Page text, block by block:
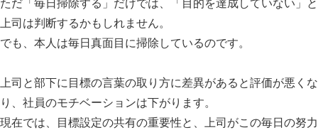
ただ「毎日掃除する」だけでは、「目的を達成していない」と
上司は判断するかもしれません。
でも、本人は毎日真面目に掃除しているのです。
上司と部下に目標の言葉の取り方に差異があると評価が悪くな
り、社員のモチベーションは下がります。
現在では、目標設定の共有の重要性と、上司がこの毎日の努力